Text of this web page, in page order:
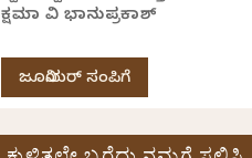
ಕ್ಷಮಾ ವಿ ಭಾನುಪ್ರಕಾಶ್
ಜೂನಿಯರ್ ಸಂಪಿಗೆ